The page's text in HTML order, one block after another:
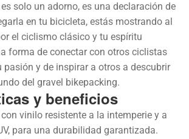
solo un adorno, es una declaración de
en tu bicicleta, estás mostrando al
el ciclismo clásico y tu espíritu
forma de conectar con otros ciclistas
pasión y de inspirar a otros a descubrir
del gravel bikepacking.
y beneficios
vinilo resistente a la intemperie y a
para una durabilidad garantizada.